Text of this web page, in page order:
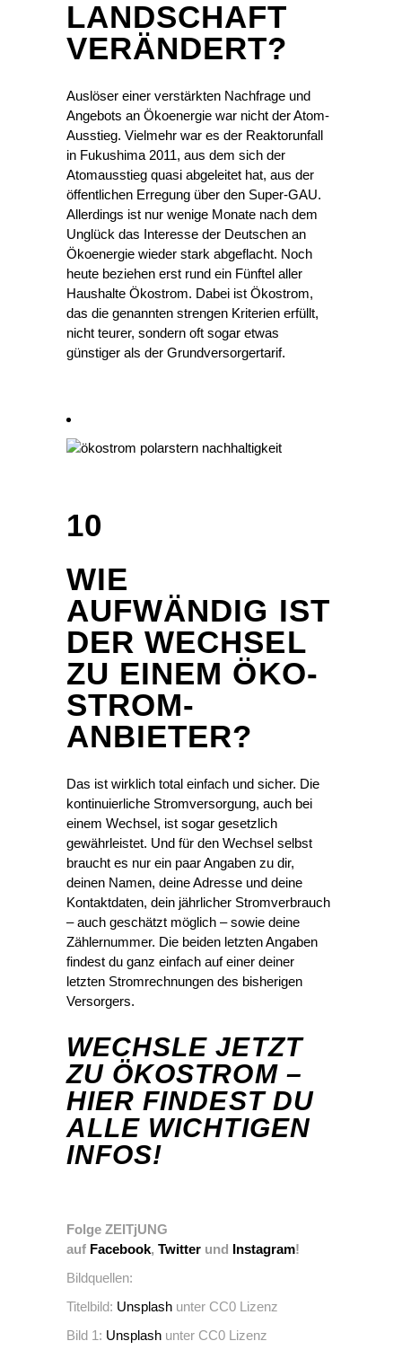
LANDSCHAFT
VERÄNDERT?
Auslöser einer verstärkten Nachfrage und
Angebots an Ökoenergie war nicht der Atom-
Ausstieg. Vielmehr war es der Reaktorunfall
in Fukushima 2011, aus dem sich der
Atomausstieg quasi abgeleitet hat, aus der
öffentlichen Erregung über den Super-GAU.
Allerdings ist nur wenige Monate nach dem
Unglück das Interesse der Deutschen an
Ökoenergie wieder stark abgeflacht. Noch
heute beziehen erst rund ein Fünftel aller
Haushalte Ökostrom. Dabei ist Ökostrom,
das die genannten strengen Kriterien erfüllt,
nicht teurer, sondern oft sogar etwas
günstiger als der Grundversorgertarif.
10
WIE
AUFWÄNDIG IST
DER WECHSEL
ZU EINEM ÖKO-
STROM-
ANBIETER?
Das ist wirklich total einfach und sicher. Die
kontinuierliche Stromversorgung, auch bei
einem Wechsel, ist sogar gesetzlich
gewährleistet. Und für den Wechsel selbst
braucht es nur ein paar Angaben zu dir,
deinen Namen, deine Adresse und deine
Kontaktdaten, dein jährlicher Stromverbrauch
– auch geschätzt möglich – sowie deine
Zählernummer. Die beiden letzten Angaben
findest du ganz einfach auf einer deiner
letzten Stromrechnungen des bisherigen
Versorgers.
WECHSLE JETZT
ZU ÖKOSTROM –
HIER FINDEST DU
ALLE WICHTIGEN
INFOS!
Folge ZEITjUNG
auf Facebook, Twitter und Instagram!
Bildquellen:
Titelbild: Unsplash unter CC0 Lizenz
Bild 1: Unsplash unter CC0 Lizenz